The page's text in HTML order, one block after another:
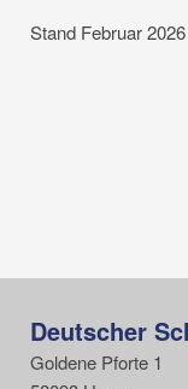
Stand Februar 2026
Deutscher
Goldene Pforte 1